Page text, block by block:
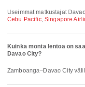
Useimmat matkustajat
Cebu Pacific, Singapore
Kuinka monta lentoa on
Davao City?
Zamboanga–Davao City